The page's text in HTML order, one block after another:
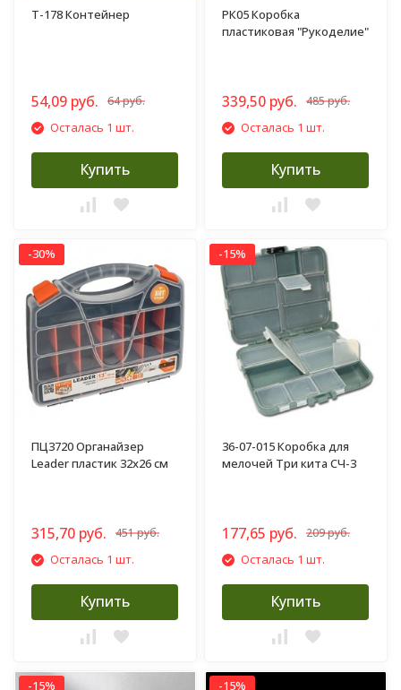
T-178 Контейнер
54,09 руб. 64 руб.
Осталась 1 шт.
Купить
РК05 Коробка
пластиковая "Рукоделие"
339,50 руб. 485 руб.
Осталась 1 шт.
Купить
-30%
ПЦ3720 Органайзер
Leader пластик 32х26 см
315,70 руб. 451 руб.
Осталась 1 шт.
Купить
-15%
36-07-015 Коробка для
мелочей Три кита СЧ-3
177,65 руб. 209 руб.
Осталась 1 шт.
Купить
-15% -15%